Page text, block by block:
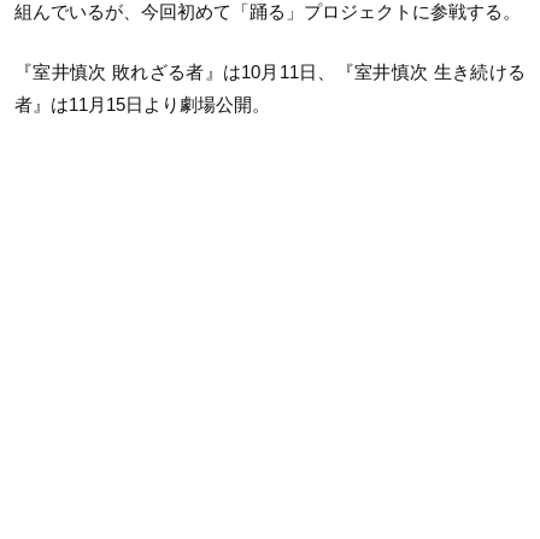
組んでいるが、今回初めて「踊る」プロジェクトに参戦する。
『室井慎次 敗れざる者』は10月11日、『室井慎次 生き続ける
者』は11月15日より劇場公開。